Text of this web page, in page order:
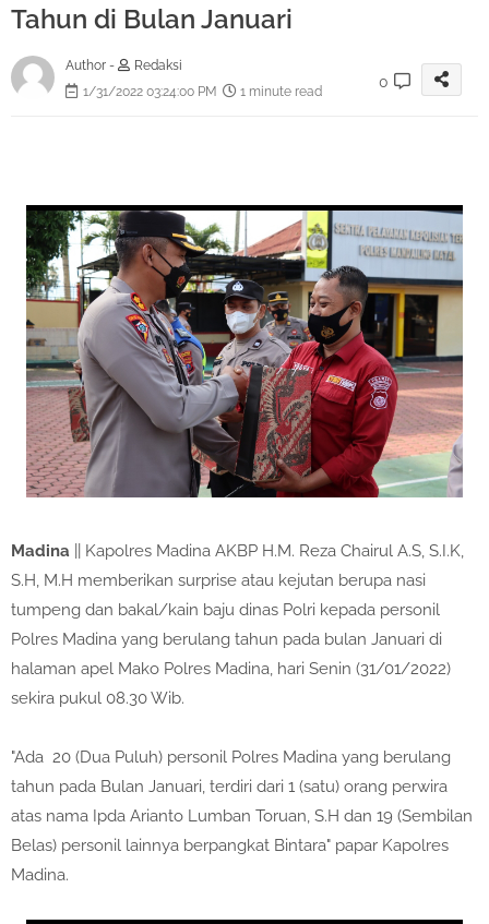
Tahun di Bulan Januari
Author -
Redaksi
1/31/2022 03:24:00 PM
1 minute read
0
Madina || Kapolres Madina AKBP H.M. Reza Chairul A.S, S.I.K,
S.H, M.H memberikan surprise atau kejutan berupa nasi
tumpeng dan bakal/kain baju dinas Polri kepada personil
Polres Madina yang berulang tahun pada bulan Januari di
halaman apel Mako Polres Madina, hari Senin (31/01/2022)
sekira pukul 08.30 Wib.
"Ada 20 (Dua Puluh) personil Polres Madina yang berulang
tahun pada Bulan Januari, terdiri dari 1 (satu) orang perwira
atas nama Ipda Arianto Lumban Toruan, S.H dan 19 (Sembilan
Belas) personil lainnya berpangkat Bintara" papar Kapolres
Madina.